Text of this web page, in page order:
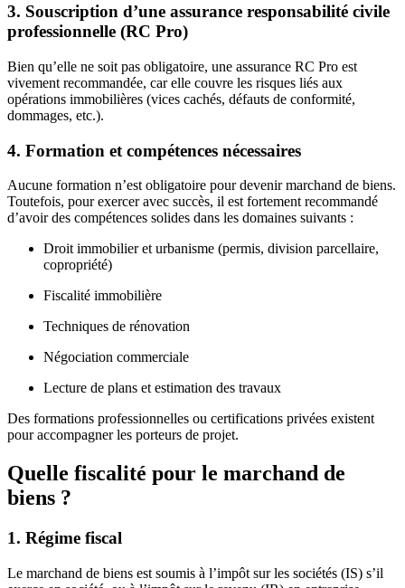
3. Souscription d’une assurance responsabilité civile
professionnelle (RC Pro)
Bien qu’elle ne soit pas obligatoire, une assurance RC Pro est
vivement recommandée, car elle couvre les risques liés aux
opérations immobilières (vices cachés, défauts de conformité,
dommages, etc.).
4. Formation et compétences nécessaires
Aucune formation n’est obligatoire pour devenir marchand de biens.
Toutefois, pour exercer avec succès, il est fortement recommandé
d’avoir des compétences solides dans les domaines suivants :
Droit immobilier et urbanisme (permis, division parcellaire,
copropriété)
Fiscalité immobilière
Techniques de rénovation
Négociation commerciale
Lecture de plans et estimation des travaux
Des formations professionnelles ou certifications privées existent
pour accompagner les porteurs de projet.
Quelle fiscalité pour le marchand de
biens ?
1. Régime fiscal
Le marchand de biens est soumis à l’impôt sur les sociétés (IS) s’il